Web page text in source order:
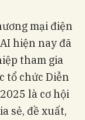
mại điện
hiện nay đã
tham gia
tổ chức Diễn
là cơ hội
sẻ, đề xuất,